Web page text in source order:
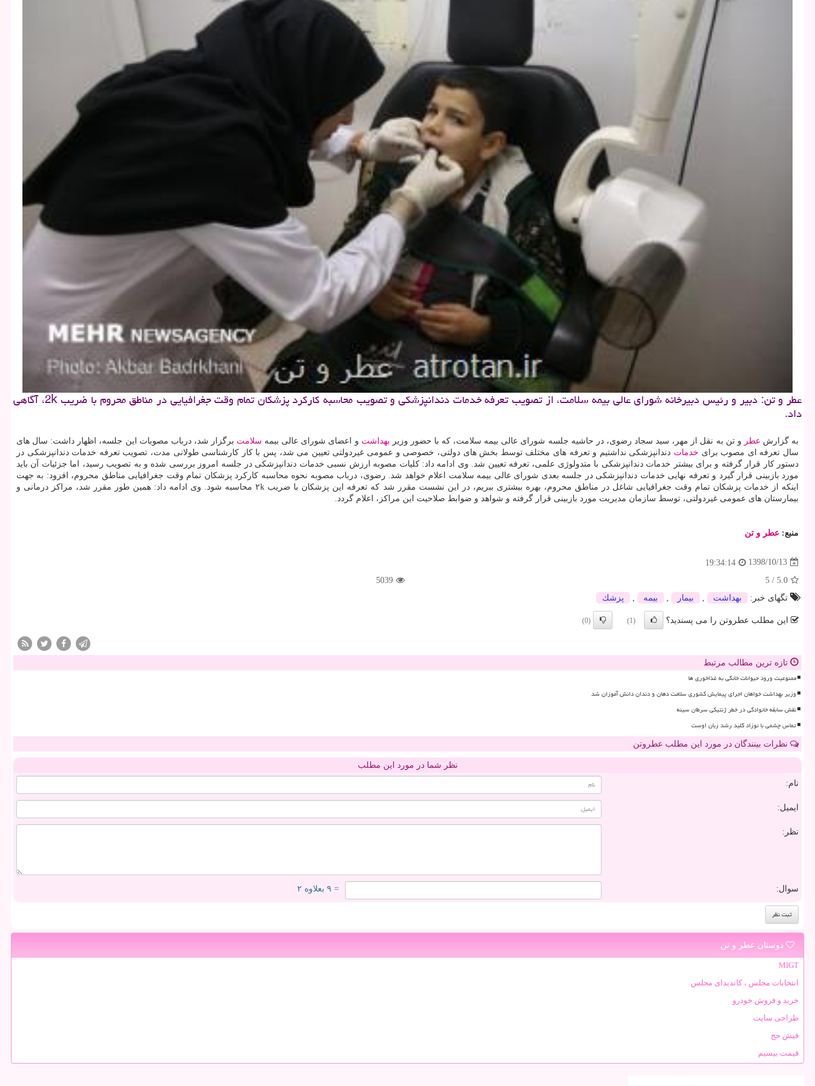
عطر و تن: دبیر و رئیس دبیرخانه شورای عالی بیمه سلامت، از تصویب تعرفه خدمات دندانپزشكی و تصویب محاسبه كاركرد پزشكان تمام وقت جغرافیایی در مناطق محروم با ضریب 2k، آگاهی
داد.
به گزارش عطر و تن به نقل از مهر، سید سجاد رضوی، در حاشیه جلسه شورای عالی بیمه سلامت، كه با حضور وزیر بهداشت و اعضای شورای عالی بیمه سلامت برگزار شد، درباب مصوبات این جلسه، اظهار داشت: سال های
سال تعرفه ای مصوب برای خدمات دندانپزشكی نداشتیم و تعرفه های مختلف توسط بخش های دولتی، خصوصی و عمومی غیردولتی تعیین می شد، پس با كار كارشناسی طولانی مدت، تصویب تعرفه خدمات دندانپزشكی در
دستور كار قرار گرفته و برای بیشتر خدمات دندانپزشكی با متدولوژی علمی، تعرفه تعیین شد. وی ادامه داد: كلیات مصوبه ارزش نسبی خدمات دندانپزشكی در جلسه امروز بررسی شده و به تصویب رسید، اما جزئیات آن باید
مورد بازبینی قرار گیرد و تعرفه نهایی خدمات دندانپزشكی در جلسه بعدی شورای عالی بیمه سلامت اعلام خواهد شد. رضوی، درباب مصوبه نحوه محاسبه كاركرد پزشكان تمام وقت جغرافیایی مناطق محروم، افزود: به جهت
اینكه از خدمات پزشكان تمام وقت جغرافیایی شاغل در مناطق محروم، بهره بیشتری ببریم، در این نشست مقرر شد كه تعرفه این پزشكان با ضریب ۲k محاسبه شود. وی ادامه داد: همین طور مقرر شد، مراكز درمانی و
بیمارستان های عمومی غیردولتی، توسط سازمان مدیریت مورد بازبینی قرار گرفته و شواهد و ضوابط صلاحیت این مراكز، اعلام گردد.
منبع: عطر و تن
1398/10/13
19:34:14
5.0
/
5
5039
تگهای خبر:
بهداشت , بیمار , بیمه , پزشك
این مطلب عطروتن را می پسندید؟ (1)
(0)
تازه ترین مطالب مرتبط
ممنوعیت ورود حیوانات خانگی به غذاخوری ها
وزیر بهداشت خواهان اجرای پیمایش کشوری سلامت دهان و دندان دانش آموزان شد
نقش سابقه خانوادگی در خطر ژنتیکی سرطان سینه
تماس چشمی با نوزاد کلید رشد زبان اوست
نظرات بینندگان در مورد این مطلب عطروتن
نظر شما در مورد این مطلب
نام:
ایمیل:
نظر:
سوال: = ۹ بعلاوه ۲
دوستان عطر و تن
MIGT
انتخابات مجلس ، کاندیدای مجلس
خرید و فروش خودرو
طراحی سایت
فیش حج
قیمت بیسیم